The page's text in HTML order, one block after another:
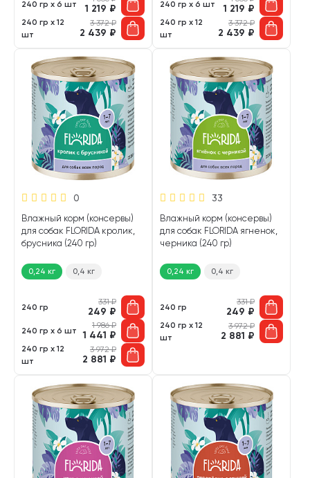
240 гр х 6 шт 1 219 ₽
240 гр х 12
шт
3 372₽
2 439 ₽
240 гр х 6 шт 1 219 ₽
240 гр х 12
шт
3 372₽
2 439 ₽
0
Влажный корм (консервы)
для собак FLORIDA кролик,
брусника (240 гр)
0,24 кг 0,4 кг
240 гр
331₽
249 ₽
240 гр х 6 шт
1 986₽
1 441 ₽
240 гр х 12
шт
3 972₽
2 881 ₽
33
Влажный корм (консервы)
для собак FLORIDA ягненок,
черника (240 гр)
0,24 кг 0,4 кг
240 гр
331₽
249 ₽
240 гр х 12
шт
3 972₽
2 881 ₽